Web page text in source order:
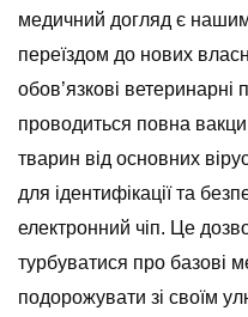
медичний догляд є
переїздом до нових
обов’язкові
проводиться повна
тварин від основних
для ідентифікації та
електронний чіп. Це
турбуватися про базові
подорожувати зі своїм